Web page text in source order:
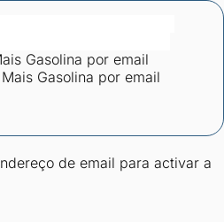
Gasolina por email
Gasolina por email
de email para activar a